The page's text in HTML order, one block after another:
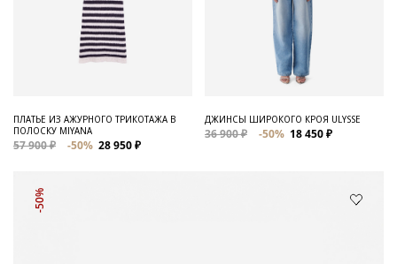
ПЛАТЬЕ ИЗ АЖУРНОГО ТРИКОТАЖА В
ПОЛОСКУ MIYANA
57 900 ₽ -50% 28 950 ₽
ДЖИНСЫ ШИРОКОГО КРОЯ ULYSSE
36 900 ₽ -50% 18 450 ₽
-50%